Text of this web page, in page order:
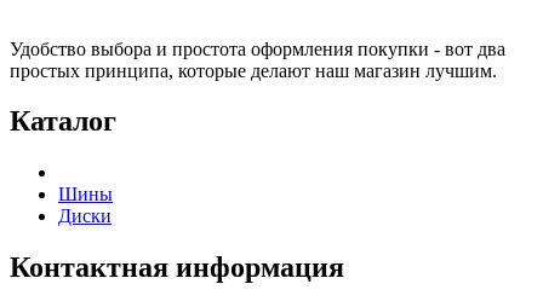
Удобство выбора и простота оформления покупки - вот два
простых принципа, которые делают наш магазин лучшим.
Каталог
Шины
Диски
Контактная информация